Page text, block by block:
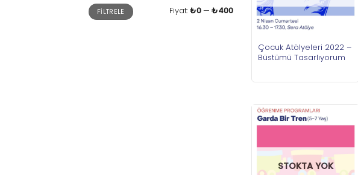
En
düşük
fiyat
En
yüksek
fiyat
FILTRELE Fiyat:₺0— ₺400
Çocuk Atölyeleri 2022 –
Büstümü Tasarlıyorum
STOKTA YOK